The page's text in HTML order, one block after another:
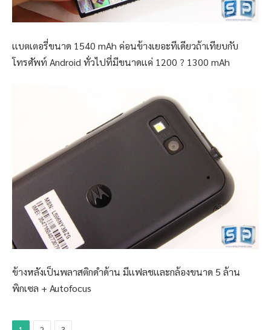
เเบตเตอรี่ขนาด 1540 mAh ค่อนข้างเยอะทีเดียวถ้าเทียบกับ
โทรศัพท์ Android ทั่วไปที่มีขนาดเเค่ 1200 ? 1300 mAh
ข้างหลังเป็นพลาสติกดำด้าน มีเเฟลชเเละกล้องขนาด 5 ล้าน
พิกเซล + Autofocus